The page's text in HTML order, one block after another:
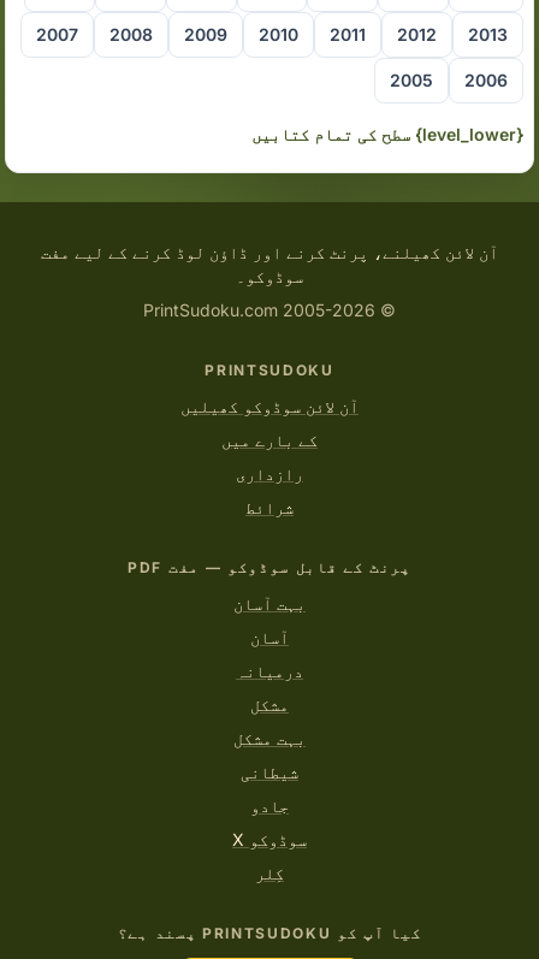
2013
2012
2011
2010
2009
2008
2007
2006
2005
{level_lower} سطح کی تمام کتابیں
آن لائن کھیلنے، پرنٹ کرنے اور ڈاؤن لوڈ کرنے کے لیے مفت
سوڈوکو۔
© 2005-2026 PrintSudoku.com
PRINTSUDOKU
آن لائن سوڈوکو کھیلیں
کے بارے میں
رازداری
شرائط
پرنٹ کے قابل سوڈوکو — مفت PDF
بہت آسان
آسان
درمیانہ
مشکل
بہت مشکل
شیطانی
جادو
سوڈوکو X
کِلر
کیا آپ کو PRINTSUDOKU پسند ہے؟